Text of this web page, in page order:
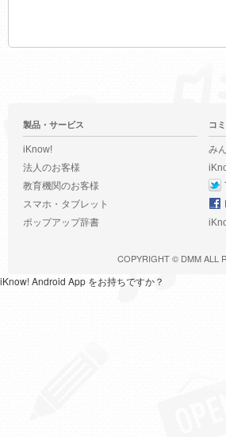
製品・サービス
iKnow!
法人のお客様
教育機関のお客様
スマホ・タブレット
ポップアップ辞書
コ
み
COPYRIGHT © DMMALL
iKnow! Android App をお持ちですか？